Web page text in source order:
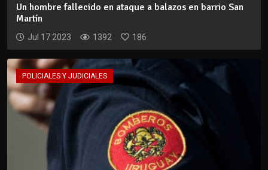
Un hombre fallecido en ataque a balazos en barrio San
Martín
Jul 17 2023 1392 186
POLICIALES Y JUDICIALES